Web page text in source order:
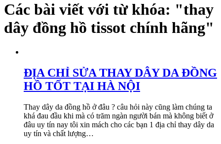
Các bài viết với từ khóa: "thay
dây đồng hồ tissot chính hãng"
ĐỊA CHỈ SỬA THAY DÂY DA ĐỒNG
HỒ TỐT TẠI HÀ NỘI
Thay dây da đồng hồ ở đâu ? câu hỏi này cũng làm chúng ta
khá đau đầu khi mà có trăm ngàn người bán mà không biết ở
đâu uy tín nay tôi xin mách cho các bạn 1 địa chỉ thay dây da
uy tín và chất lượng…